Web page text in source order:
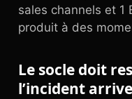
sales channels et 1
produit à des
Le socle doit
l’incident arrive